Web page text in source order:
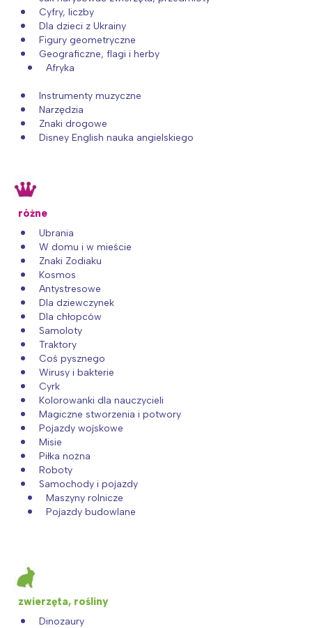
Cyfry, liczby
Dla dzieci z Ukrainy
Figury geometryczne
Geograficzne, flagi i herby
Afryka
Instrumenty muzyczne
Narzędzia
Znaki drogowe
Disney English nauka angielskiego
różne
Ubrania
W domu i w mieście
Znaki Zodiaku
Kosmos
Antystresowe
Dla dziewczynek
Dla chłopców
Samoloty
Traktory
Coś pysznego
Wirusy i bakterie
Cyrk
Kolorowanki dla nauczycieli
Magiczne stworzenia i potwory
Pojazdy wojskowe
Misie
Piłka nożna
Roboty
Samochody i pojazdy
Maszyny rolnicze
Pojazdy budowlane
zwierzęta, rośliny
Dinozaury